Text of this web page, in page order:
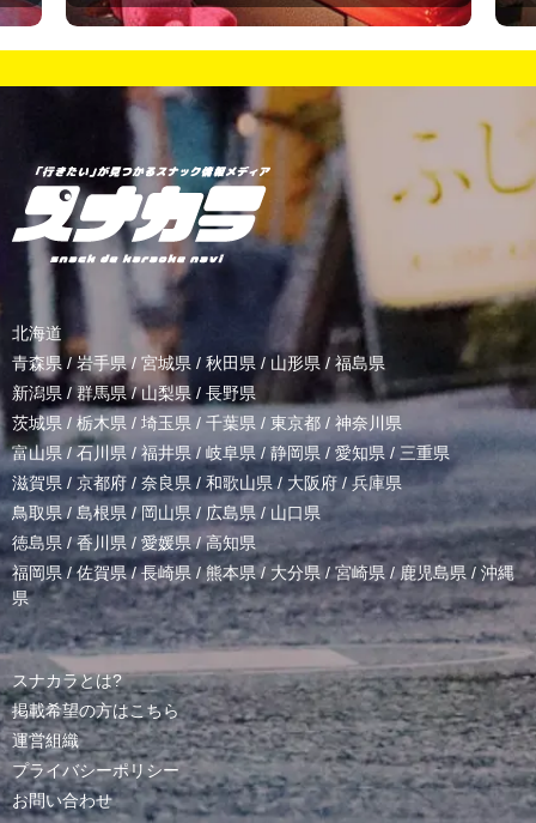
北海道
青森県 / 岩手県/ 宮城県 / 秋田県 / 山形県/ 福島県
新潟県 /群馬県/山梨県 / 長野県
茨城県 / 栃木県 / 埼玉県 / 千葉県 / 東京都 / 神奈川県
富山県 /石川県/福井県/岐阜県 / 静岡県 / 愛知県 / 三重県
滋賀県 / 京都府 / 奈良県 / 和歌山県/ 大阪府 /兵庫県
鳥取県/ 島根県 /岡山県/ 広島県 / 山口県
徳島県 /香川県 / 愛媛県/高知県
福岡県/佐賀県/長崎県 /熊本県/ 大分県/宮崎県 /鹿児島県 / 沖縄
県
スナカラとは?
掲載希望の方はこちら
運営組織
プライバシーポリシー
お問い合わせ